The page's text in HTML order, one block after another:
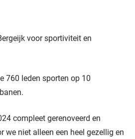
voor sportiviteit en
760 leden sporten op 10
compleet gerenoveerd en
we niet alleen een heel gezellig en